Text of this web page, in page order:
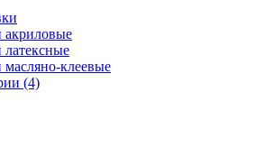
клеевые
(4)